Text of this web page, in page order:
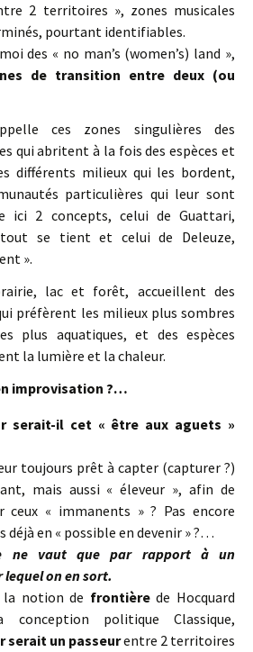
2 territoires », zones musicales
pourtant identifiables.
des « no man’s (women’s) land »,
de transition entre deux (ou
ces zones singulières des
qui abritent à la fois des espèces et
différents milieux qui les bordent,
particulières qui leur sont
ici 2 concepts, celui de Guattari,
tout se tient et celui de Deleuze,
».
lac et forêt, accueillent des
préfèrent les milieux plus sombres
plus aquatiques, et des espèces
la lumière et la chaleur.
improvisation ?…
serait-il cet « être aux aguets »
toujours prêt à capter (capturer ?)
mais aussi « éleveur », afin de
ceux « immanents » ? Pas encore
déjà en « possible en devenir » ?…
ne vaut que par rapport à un
on en sort.
la notion de frontièrede Hocquard
politique Classique,
serait un passeurentre 2 territoires